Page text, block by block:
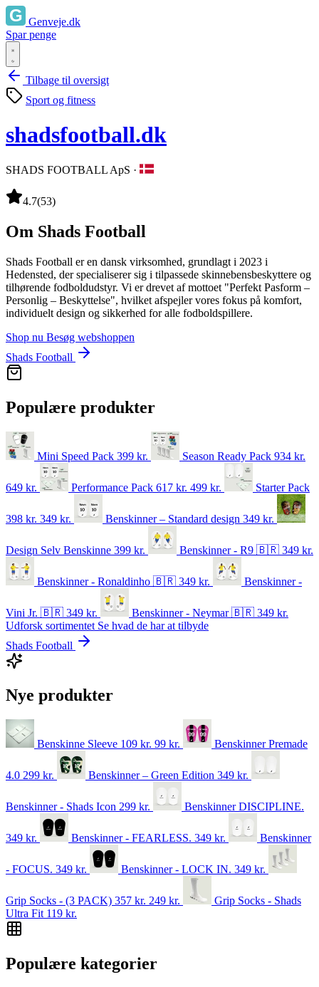
Genveje.dk
Spar penge
Tilbage til oversigt
Sport og fitness
shadsfootball.dk
SHADS FOOTBALL ApS ·
4.7(53)
Om Shads Football
Shads Football er en dansk virksomhed, grundlagt i 2023 i
Hedensted, der specialiserer sig i tilpassede skinnebensbeskyttere og
tilhørende fodboldudstyr. Vi er drevet af mottoet "Perfekt Pasform –
Personlig – Beskyttelse", hvilket afspejler vores fokus på komfort,
individuelt design og sikkerhed for alle fodboldspillere.
Shop nu Besøg webshoppen
Shads Football
Populære produkter
Mini Speed Pack 399 kr. Season Ready Pack 934 kr.
649 kr. Performance Pack 617 kr. 499 kr. Starter Pack
398 kr. 349 kr. Benskinner – Standard design 349 kr.
Design Selv Benskinne 399 kr. Benskinner - R9 🇧🇷 349 kr.
Benskinner - Ronaldinho 🇧🇷 349 kr. Benskinner -
Vini Jr. 🇧🇷 349 kr. Benskinner - Neymar 🇧🇷 349 kr.
Udforsk sortimentet Se hvad de har at tilbyde
Shads Football
Nye produkter
Benskinne Sleeve 109 kr. 99 kr. Benskinner Premade
4.0 299 kr. Benskinner – Green Edition 349 kr.
Benskinner - Shads Icon 299 kr. Benskinner DISCIPLINE.
349 kr. Benskinner - FEARLESS. 349 kr. Benskinner
- FOCUS. 349 kr. Benskinner - LOCK IN. 349 kr.
Grip Socks - (3 PACK) 357 kr. 249 kr.
Grip Socks - Shads
Ultra Fit 119 kr.
Populære kategorier